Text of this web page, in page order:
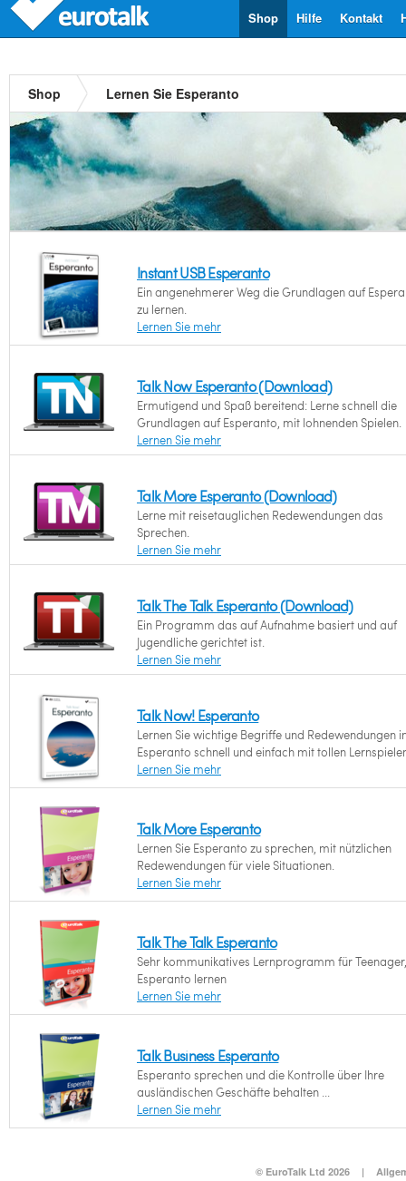
Kontakt
Hilfe
Shop
Shop Lernen Sie Esperanto
Instant USB Esperanto
Ein angenehmerer Weg die Grundlagen auf
zu lernen.
Lernen Sie mehr
Talk Now Esperanto (Download)
Ermutigend und Spaß bereitend: Lerne schnell die
Grundlagen auf Esperanto, mit lohnenden Spielen.
Lernen Sie mehr
Talk More Esperanto (Download)
Lerne mit reisetauglichen Redewendungen das
Sprechen.
Lernen Sie mehr
Talk The Talk Esperanto (Download)
Ein Programm das auf Aufnahme basiert und auf
Jugendliche gerichtet ist.
Lernen Sie mehr
Talk Now! Esperanto
Lernen Sie wichtige Begriffe und Redewendungen
Esperanto schnell und einfach mit tollen
Lernen Sie mehr
Talk More Esperanto
Lernen Sie Esperanto zu sprechen, mit nützlichen
Redewendungen für viele Situationen.
Lernen Sie mehr
Talk The Talk Esperanto
Sehr kommunikatives Lernprogramm für
Esperanto lernen
Lernen Sie mehr
Talk Business Esperanto
Esperanto sprechen und die Kontrolle über Ihre
ausländischen Geschäfte behalten ...
Lernen Sie mehr
© EuroTalk Ltd 2026 |